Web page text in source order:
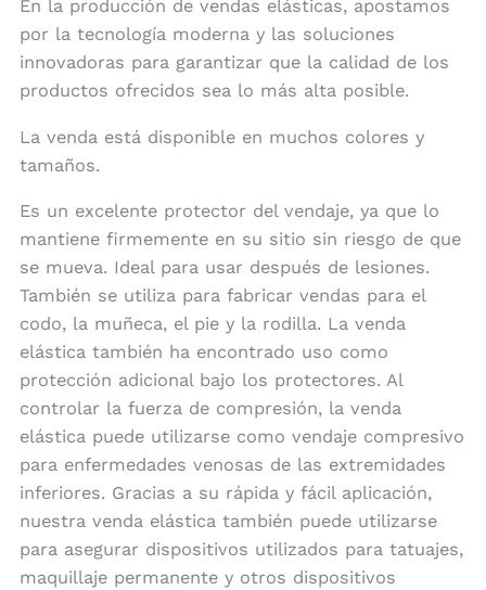
En la producción de vendas elásticas, apostamos
por la tecnología moderna y las soluciones
innovadoras para garantizar que la calidad de los
productos ofrecidos sea lo más alta posible.
La venda está disponible en muchos colores y
tamaños.
Es un excelente protector del vendaje, ya que lo
mantiene firmemente en su sitio sin riesgo de que
se mueva. Ideal para usar después de lesiones.
También se utiliza para fabricar vendas para el
codo, la muñeca, el pie y la rodilla. La venda
elástica también ha encontrado uso como
protección adicional bajo los protectores. Al
controlar la fuerza de compresión, la venda
elástica puede utilizarse como vendaje compresivo
para enfermedades venosas de las extremidades
inferiores. Gracias a su rápida y fácil aplicación,
nuestra venda elástica también puede utilizarse
para asegurar dispositivos utilizados para tatuajes,
maquillaje permanente y otros dispositivos